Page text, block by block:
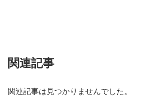
関連記事
関連記事は見つかりませんでした。